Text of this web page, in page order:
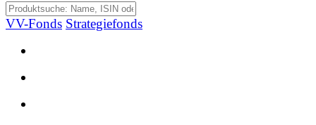
VV-Fonds Strategiefonds